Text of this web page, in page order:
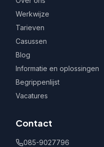
Werkwijze
Tarieven
Casussen
Blog
Informatie en oplossingen
Begrippenlijst
Vacatures
Contact
085-9027796